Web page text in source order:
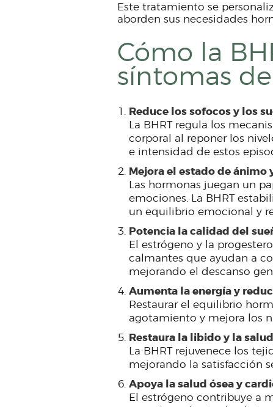
Este tratamiento se
aborden sus necesidades
Cómo la
síntomas
Reduce los sofocos y los
La BHRT regula los
corporal al reponer los
e intensidad de estos
Mejora el estado de ánimo
Las hormonas juegan un
emociones. La BHRT
un equilibrio emocional y
Potencia la calidad del
El estrógeno y la
calmantes que ayudan a
mejorando el descanso
Aumenta la energía y
Restaurar el equilibrio
agotamiento y mejora los
Restaura la libido y la
La BHRT rejuvenece los
mejorando la satisfacción
Apoya la salud ósea y
El estrógeno contribuye a